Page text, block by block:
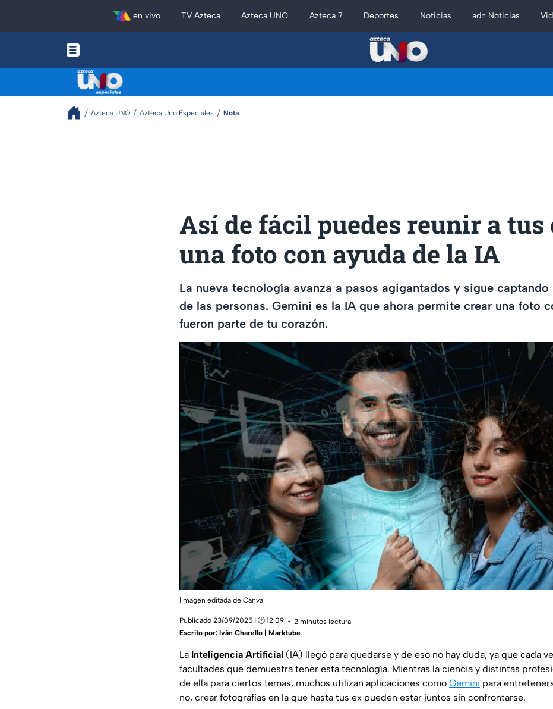
en vivo TV Azteca Azteca UNO Azteca 7 Deportes Noticias adn Noticias
Azteca UNO Azteca Uno Especiales Nota
Así de fácil puedes reunir a tus
una foto con ayuda de la IA
La nueva tecnología avanza a pasos agigantados y sigue captando
de las personas. Gemini es la IA que ahora permite crear una foto
fueron parte de tu corazón.
|Imagen editada de Canva
Publicado 23/09/2025 | 🕑 12:09
2 minutos lectura
Escrito por: Iván Charello | Marktube
La Inteligencia Artificial (IA) llegó para quedarse y de eso no hay duda, ya que cada
facultades que demuestra tener esta tecnología. Mientras la ciencia y distintas
de ella para ciertos temas, muchos utilizan aplicaciones como Gemini para
no, crear fotografías en la que hasta tus ex pueden estar juntos sin confrontarse.